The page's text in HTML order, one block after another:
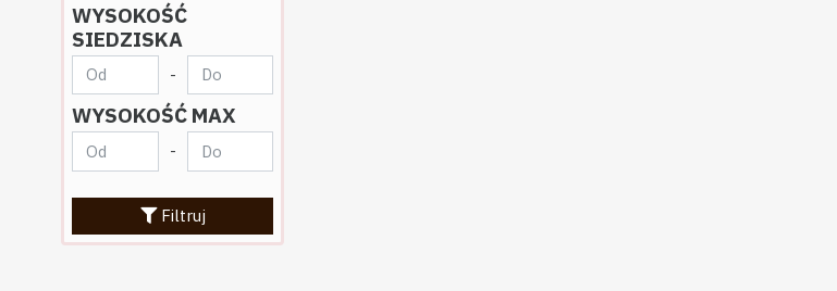
WYSOKOŚĆ
SIEDZISKA
-
WYSOKOŚĆ MAX
-
Filtruj